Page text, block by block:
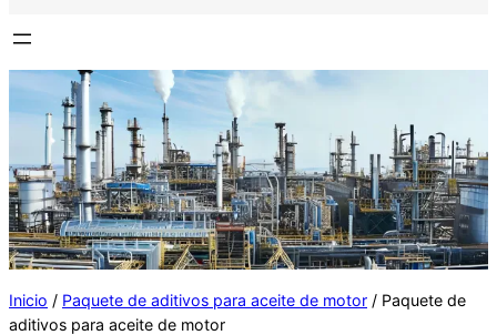
Inicio / Paquete de aditivos para aceite de motor / Paquete de
aditivos para aceite de motor